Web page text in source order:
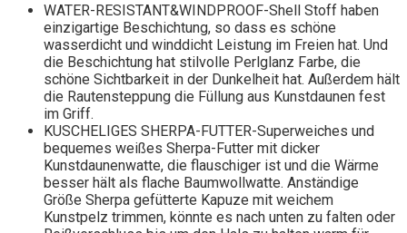
WATER-RESISTANT&WINDPROOF-Shell Stoff haben
einzigartige Beschichtung, so dass es schöne
wasserdicht und winddicht Leistung im Freien hat. Und
die Beschichtung hat stilvolle Perlglanz Farbe, die
schöne Sichtbarkeit in der Dunkelheit hat. Außerdem hält
die Rautensteppung die Füllung aus Kunstdaunen fest
im Griff.
KUSCHELIGES SHERPA-FUTTER-Superweiches und
bequemes weißes Sherpa-Futter mit dicker
Kunstdaunenwatte, die flauschiger ist und die Wärme
besser hält als flache Baumwollwatte. Anständige
Größe Sherpa gefütterte Kapuze mit weichem
Kunstpelz trimmen, könnte es nach unten zu falten oder